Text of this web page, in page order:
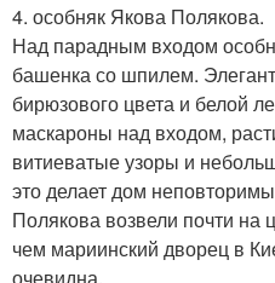
4. особняк Якова Полякова.
Над парадным входом
башенка со шпилем.
бирюзового цвета и белой
маскароны над входом,
витиеватые узоры и
это делает дом
Полякова возвели почти на
чем мариинский дворец в
очевидна.